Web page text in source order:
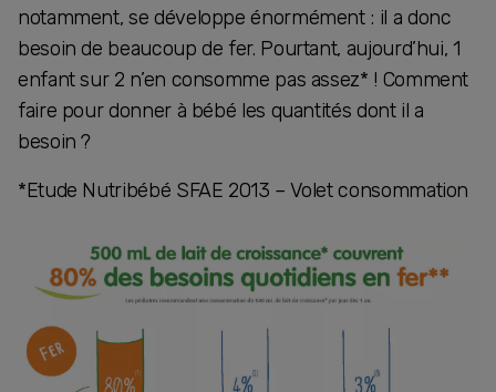
notamment, se développe énormément : il a donc
besoin de beaucoup de fer. Pourtant, aujourd’hui, 1
enfant sur 2 n’en consomme pas assez* ! Comment
faire pour donner à bébé les quantités dont il a
besoin ?
*Etude Nutribébé SFAE 2013 – Volet consommation